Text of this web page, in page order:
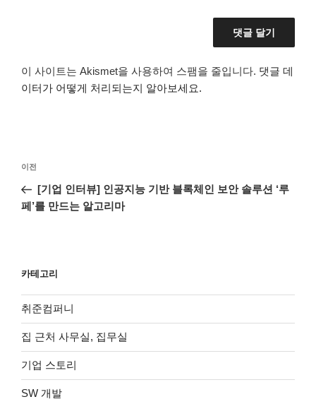
이 사이트는 Akismet을 사용하여 스팸을 줄입니다. 댓글 데
이터가 어떻게 처리되는지 알아보세요.
색
이
전
글
이전
[기업 인터뷰] 인공지능 기반 블록체인 보안 솔루션 ‘루
페’를 만드는 알고리마
카테고리
취준컴퍼니
집 근처 사무실, 집무실
기업 스토리
SW 개발